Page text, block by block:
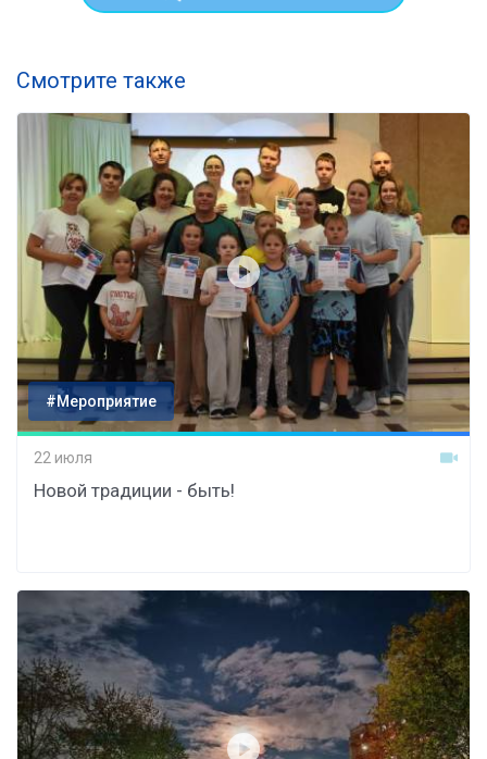
Смотрите также
#Мероприятие
22 июля
Новой традиции - быть!